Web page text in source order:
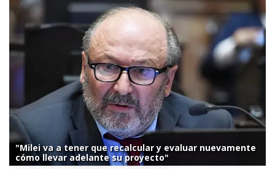
"Milei va a tener que recalcular y evaluar nuevamente
cómo llevar adelante su proyecto"